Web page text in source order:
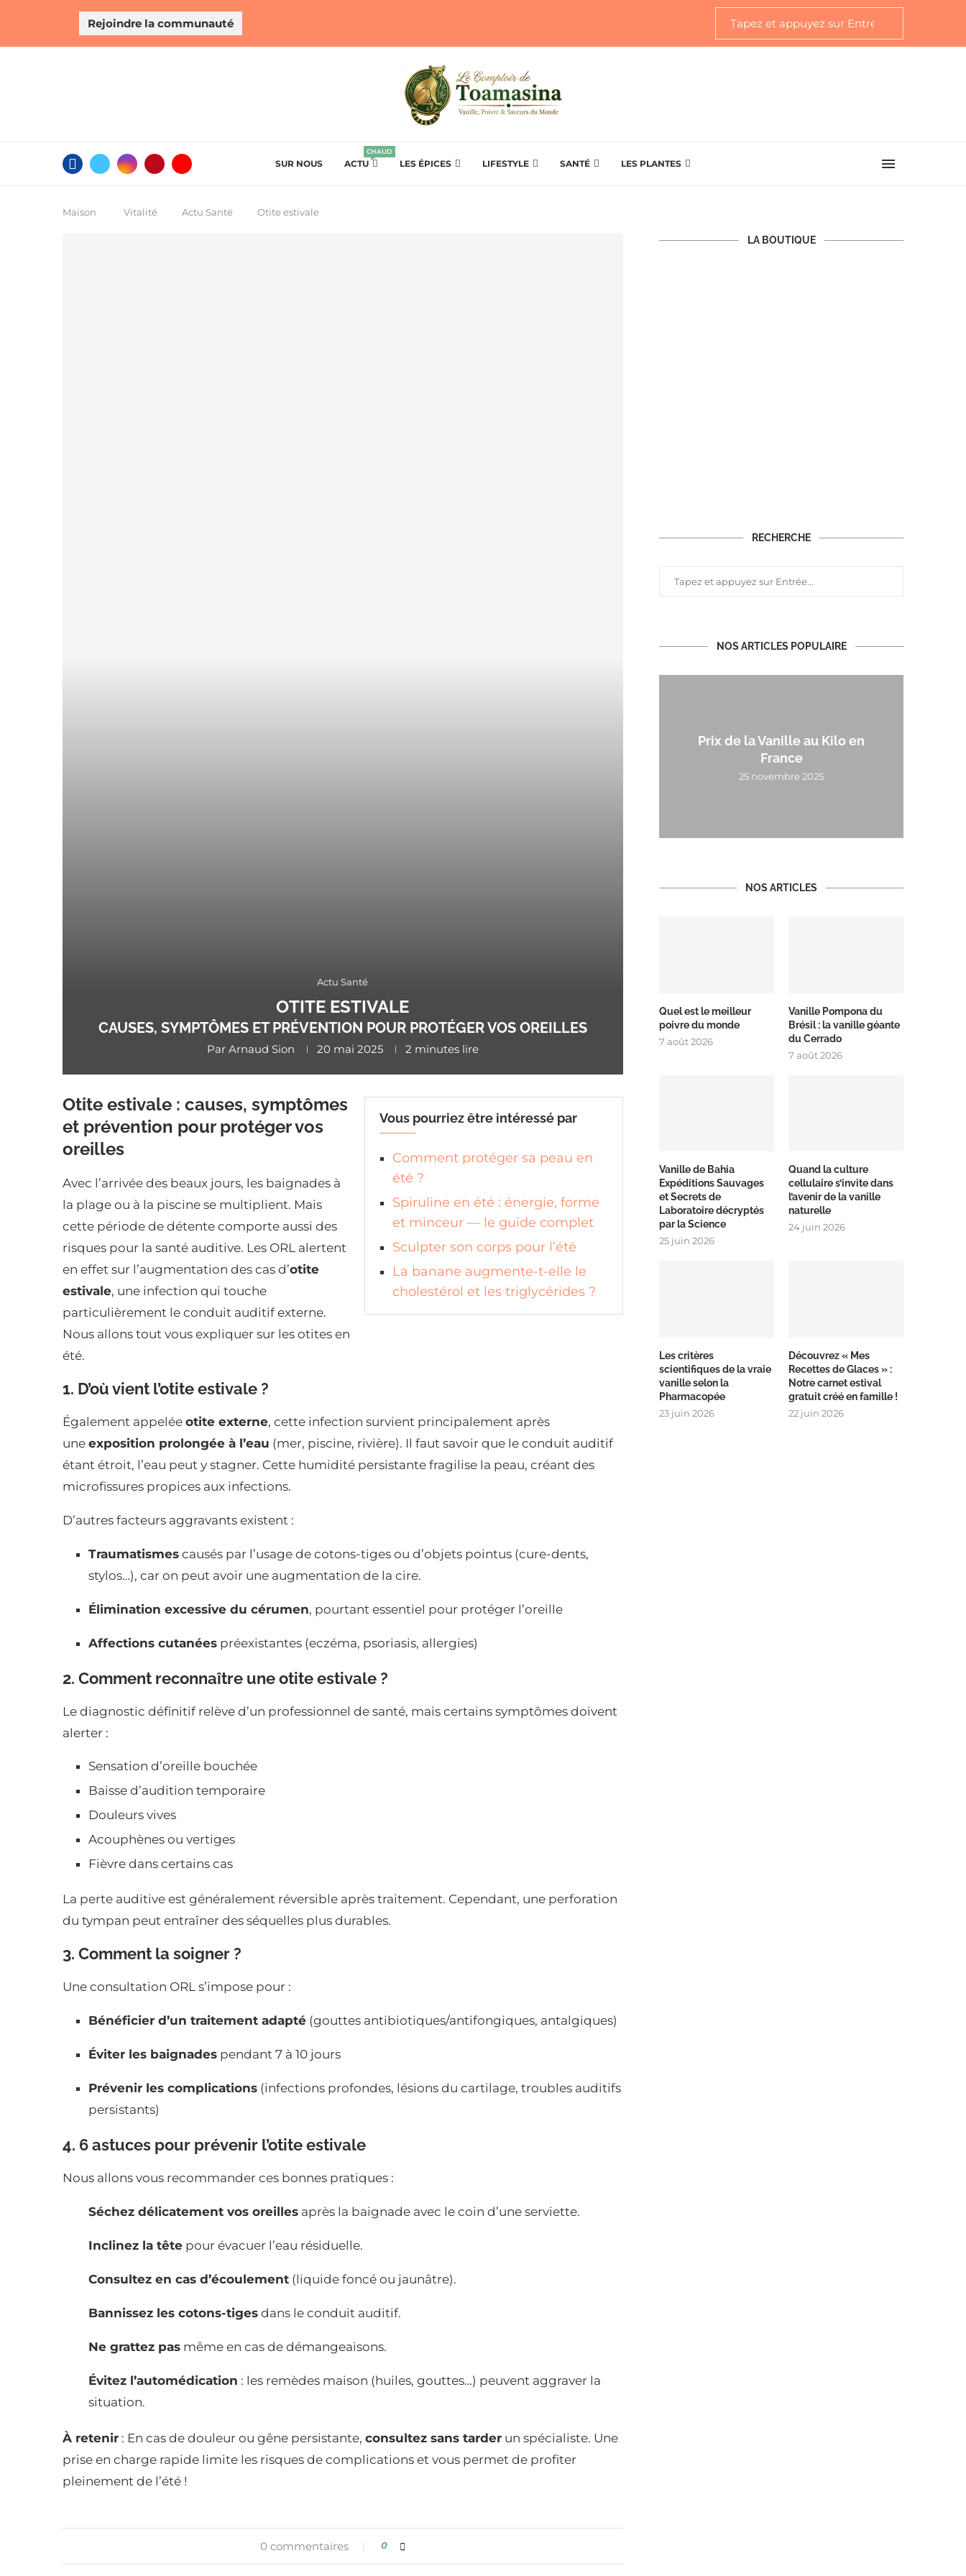
Rejoindre la communauté
SUR NOUS ACTU
CHAUD
LES ÉPICES LIFESTYLE SANTÉ LES PLANTES
Maison Vitalité Actu Santé Otite estivale
Actu Santé
OTITE ESTIVALE
CAUSES, SYMPTÔMES ET PRÉVENTION POUR PROTÉGER VOS OREILLES
Par Arnaud Sion 20 mai 2025 2 minutes lire
Vous pourriez être intéressé par
Comment protéger sa peau en
été ?
Spiruline en été : énergie, forme
et minceur — le guide complet
Sculpter son corps pour l’été
La banane augmente-t-elle le
cholestérol et les triglycérides ?
Otite estivale : causes, symptômes
et prévention pour protéger vos
oreilles
Avec l’arrivée des beaux jours, les baignades à
la plage ou à la piscine se multiplient. Mais
cette période de détente comporte aussi des
risques pour la santé auditive. Les ORL alertent
en effet sur l’augmentation des cas d’otite
estivale, une infection qui touche
particulièrement le conduit auditif externe.
Nous allons tout vous expliquer sur les otites en
été.
1. D’où vient l’otite estivale ?
Également appelée otite externe, cette infection survient principalement après
une exposition prolongée à l’eau (mer, piscine, rivière). Il faut savoir que le conduit auditif
étant étroit, l’eau peut y stagner. Cette humidité persistante fragilise la peau, créant des
microfissures propices aux infections.
D’autres facteurs aggravants existent :
Traumatismes causés par l’usage de cotons-tiges ou d’objets pointus (cure-dents,
stylos…), car on peut avoir une augmentation de la cire.
Élimination excessive du cérumen, pourtant essentiel pour protéger l’oreille
Affections cutanées préexistantes (eczéma, psoriasis, allergies)
2. Comment reconnaître une otite estivale ?
Le diagnostic définitif relève d’un professionnel de santé, mais certains symptômes doivent
alerter :
Sensation d’oreille bouchée
Baisse d’audition temporaire
Douleurs vives
Acouphènes ou vertiges
Fièvre dans certains cas
La perte auditive est généralement réversible après traitement. Cependant, une perforation
du tympan peut entraîner des séquelles plus durables.
3. Comment la soigner ?
Une consultation ORL s’impose pour :
Bénéficier d’un traitement adapté (gouttes antibiotiques/antifongiques, antalgiques)
Éviter les baignades pendant 7 à 10 jours
Prévenir les complications (infections profondes, lésions du cartilage, troubles auditifs
persistants)
4. 6 astuces pour prévenir l’otite estivale
Nous allons vous recommander ces bonnes pratiques :
Séchez délicatement vos oreilles après la baignade avec le coin d’une serviette.
Inclinez la tête pour évacuer l’eau résiduelle.
Consultez en cas d’écoulement (liquide foncé ou jaunâtre).
Bannissez les cotons-tiges dans le conduit auditif.
Ne grattez pas même en cas de démangeaisons.
Évitez l’automédication : les remèdes maison (huiles, gouttes…) peuvent aggraver la
situation.
À retenir : En cas de douleur ou gêne persistante, consultez sans tarder un spécialiste. Une
prise en charge rapide limite les risques de complications et vous permet de profiter
pleinement de l’été !
0 commentaires 0
LA BOUTIQUE
RECHERCHE
NOS ARTICLES POPULAIRE
Prix de la Vanille au Kilo en
France
25 novembre 2025
NOS ARTICLES
Quel est le meilleur
poivre du monde
7 août 2026
Vanille Pompona du
Brésil : la vanille géante
du Cerrado
7 août 2026
Vanille de Bahia
Expéditions Sauvages
et Secrets de
Laboratoire décryptés
par la Science
25 juin 2026
Quand la culture
cellulaire s’invite dans
l’avenir de la vanille
naturelle
24 juin 2026
Les critères
scientifiques de la vraie
vanille selon la
Pharmacopée
23 juin 2026
Découvrez « Mes
Recettes de Glaces » :
Notre carnet estival
gratuit créé en famille !
22 juin 2026